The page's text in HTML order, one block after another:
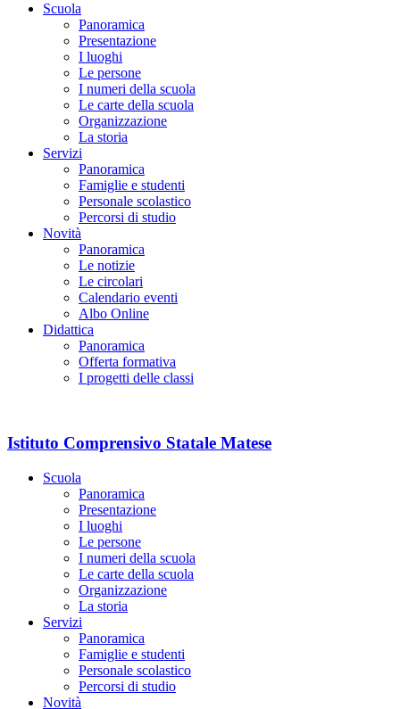
Scuola
Panoramica
Presentazione
I luoghi
Le persone
I numeri della scuola
Le carte della scuola
Organizzazione
La storia
Servizi
Panoramica
Famiglie e studenti
Personale scolastico
Percorsi di studio
Novità
Panoramica
Le notizie
Le circolari
Calendario eventi
Albo Online
Didattica
Panoramica
Offerta formativa
I progetti delle classi
Istituto Comprensivo Statale Matese
Scuola
Panoramica
Presentazione
I luoghi
Le persone
I numeri della scuola
Le carte della scuola
Organizzazione
La storia
Servizi
Panoramica
Famiglie e studenti
Personale scolastico
Percorsi di studio
Novità